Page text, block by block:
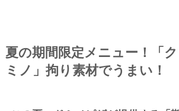
夏の期間限定メニュー！「
ミノ」拘り素材でうまい！